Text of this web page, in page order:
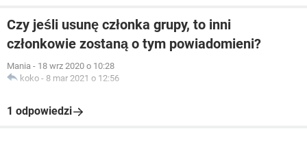
Czy jeśli usunę członka grupy, to inni
członkowie zostaną o tym powiadomieni?
Mania - 18 wrz 2020 o 10:28
koko - 8 mar 2021 o 12:56
1 odpowiedzi